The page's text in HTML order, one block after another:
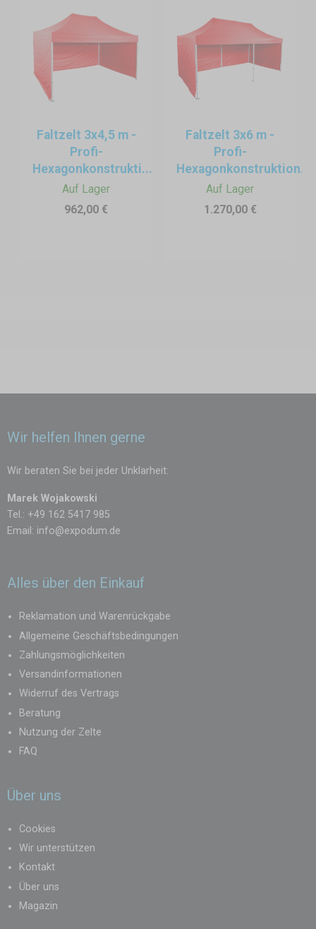
Faltzelt 3x4,5 m -
Profi-
Hexagonkonstrukti...
Auf Lager
962,00 €
Faltzelt 3x6 m -
Profi-
Hexagonkonstruktion...
Auf Lager
1.270,00 €
Wir helfen Ihnen gerne
Wir beraten Sie bei jeder Unklarheit:
Marek Wojakowski
Tel.: +49 162 5417 985
Email: info@expodum.de
Alles über den Einkauf
Reklamation und Warenrückgabe
Allgemeine Geschäftsbedingungen
Zahlungsmöglichkeiten
Versandinformationen
Widerruf des Vertrags
Beratung
Nutzung der Zelte
FAQ
Über uns
Cookies
Wir unterstützen
Kontakt
Über uns
Magazin